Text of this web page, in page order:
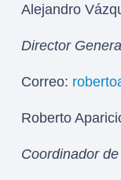
Alejandro
Director
Correo:
Roberto
Coordinador